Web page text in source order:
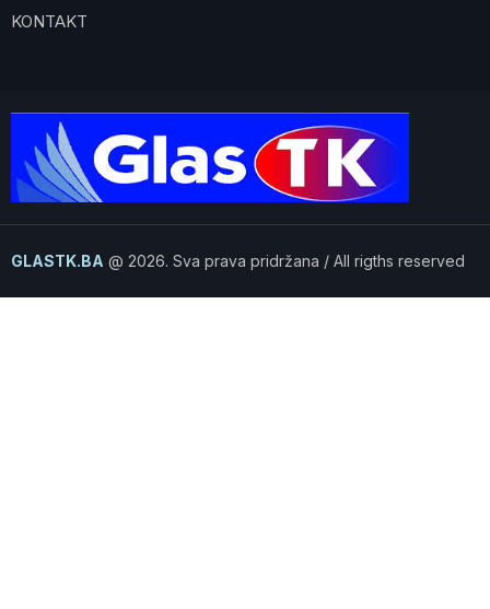
KONTAKT
GLASTK.BA @ 2026. Sva prava pridržana / All rigths reserved